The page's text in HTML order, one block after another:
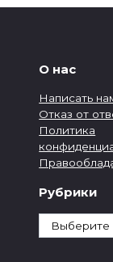
О нас
Написать
Отказ от
Политика
Рубрики
Рубрики